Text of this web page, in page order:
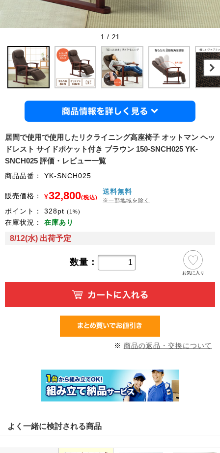
1 / 21
居間で使用で使用したリクライニング高座椅子 オットマン ヘッ
ドレスト サイドポケット付き ブラウン 150-SNCH025 YK-
SNCH025 評価・レビュー一覧
商品品番： YK-SNCH025
販売価格： ¥32,800(税込)
送料無料
※一部地域を除く
ポイント： 328pt (1%)
在庫状況： 在庫あり
8/12(水) 出荷予定
数量：
お気に入り
※ 商品の返品・交換について
よく一緒に検討される商品